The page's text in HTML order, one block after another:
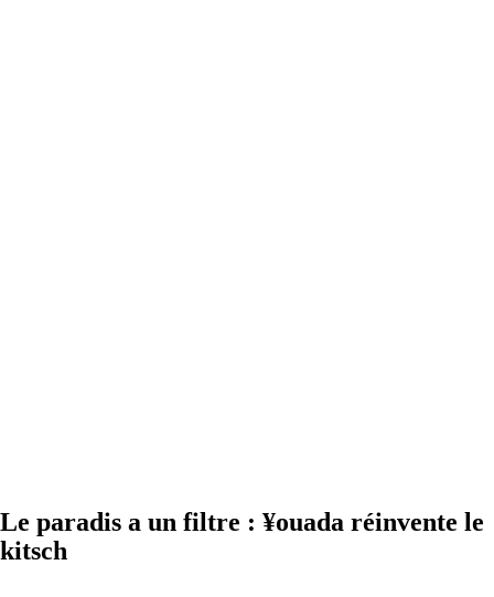
Le paradis a un filtre : ¥ouada réinvente le
kitsch